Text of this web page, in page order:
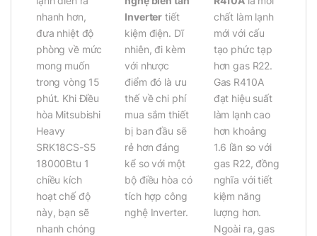
nhanh hơn,
đưa nhiệt độ
phòng về mức
mong muốn
trong vòng 15
phút. Khi Điều
hòa Mitsubishi
Heavy
SRK18CS-S5
18000Btu 1
chiều kích
hoạt chế độ
này, bạn sẽ
nhanh chóng
Inverter tiết
kiệm điện. Dĩ
nhiên, đi kèm
với nhược
điểm đó là ưu
thế về chi phí
mua sắm thiết
bị ban đầu sẽ
rẻ hơn đáng
kể so với một
bộ điều hòa có
tích hợp công
nghệ Inverter.
chất làm lạnh
mới với cấu
tạo phức tạp
hơn gas R22.
Gas R410A
đạt hiệu suất
làm lạnh cao
hơn khoảng
1.6 lần so với
gas R22, đồng
nghĩa với tiết
kiệm năng
lượng hơn.
Ngoài ra, gas